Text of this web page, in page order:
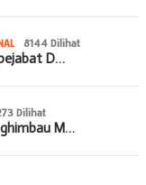
8144 Dilihat
D…
Dilihat
M…